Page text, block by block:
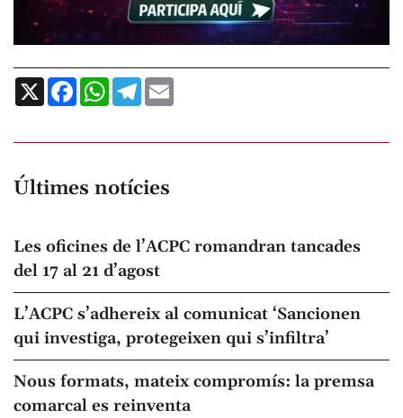
X FacebookWhatsApp
Telegram
Últimes notícies
Les oficines de l’ACPC romandran tancades
del 17 al 21 d’agost
L’ACPC s’adhereix al comunicat ‘Sancionen
qui investiga, protegeixen qui s’infiltra’
Nous formats, mateix compromís: la premsa
comarcal es reinventa